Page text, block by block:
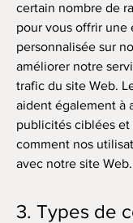
certain nombre de
pour vous offrir une
personnalisée sur
améliorer notre
trafic du site Web.
aident également à
publicités ciblées et
comment nos
avec notre site Web.
3. Types de